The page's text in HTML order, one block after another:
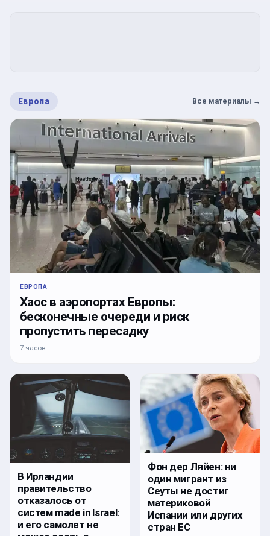
Европа Все материалы →
ЕВРОПА
Хаос в аэропортах Европы:
бесконечные очереди и риск
пропустить пересадку
7 часов
В Ирландии
правительство
отказалось от
систем made in Israel:
и его самолет не
Фон дер Ляйен: ни
один мигрант из
Сеуты не достиг
материковой
Испании или других
стран ЕС